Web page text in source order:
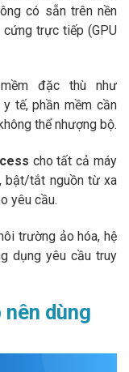
có sẵn trên nền
trực tiếp (GPU
đặc thù như
tế, phần mềm cần
thể nhượng bộ.
cho tất cả máy
bật/tắt nguồn từ xa
yêu cầu.
trường ảo hóa, hệ
dụng yêu cầu truy
dùng